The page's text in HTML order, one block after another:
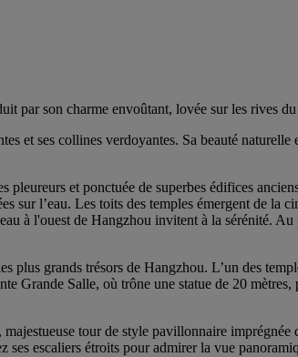
par son charme envoûtant, lovée sur les rives
et ses collines verdoyantes. Sa beauté
et ponctuée de superbes édifices
sur l’eau. Les toits des temples émergent de la
à l'ouest de Hangzhou invitent à la sérénité.
grands trésors de Hangzhou. L’un des
Grande Salle, où trône une statue de 20
tour de style pavillonnaire
escaliers étroits pour admirer la vue